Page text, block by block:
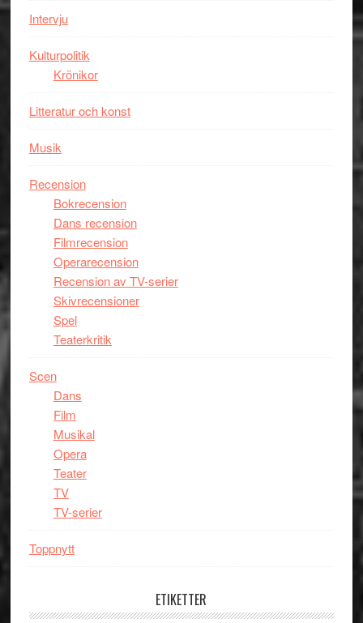
Intervju
Kulturpolitik
Krönikor
Litteratur och konst
Musik
Recension
Bokrecension
Dans recension
Filmrecension
Operarecension
Recension av TV-serier
Skivrecensioner
Spel
Teaterkritik
Scen
Dans
Film
Musikal
Opera
Teater
TV
TV-serier
Toppnytt
ETIKETTER